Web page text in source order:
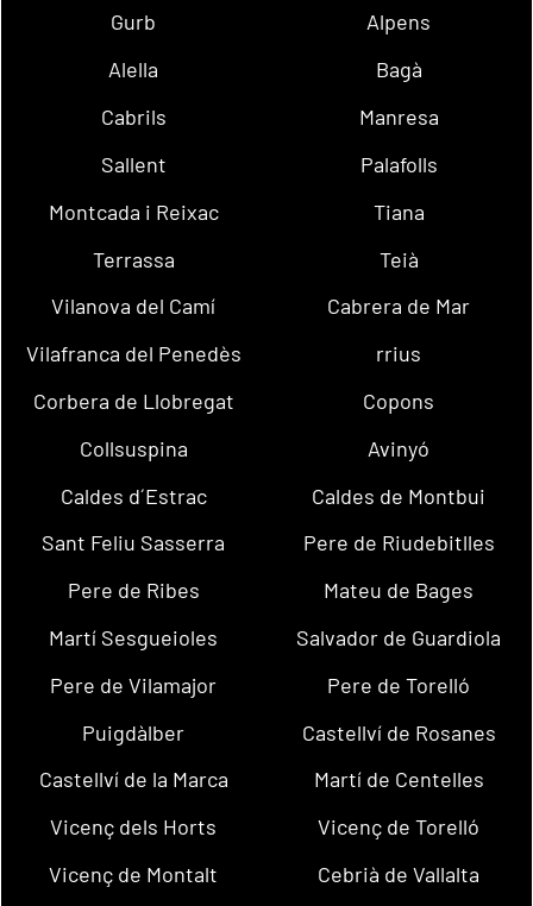
Gurb
Alpens
Alella
Bagà
Cabrils
Manresa
Sallent
Palafolls
Montcada i Reixac
Tiana
Terrassa
Teià
Vilanova del Camí
Cabrera de Mar
Vilafranca del Penedès
rrius
Corbera de Llobregat
Copons
Collsuspina
Avinyó
Caldes d´Estrac
Caldes de Montbui
Sant Feliu Sasserra
Pere de Riudebitlles
Pere de Ribes
Mateu de Bages
Martí Sesgueioles
Salvador de Guardiola
Pere de Vilamajor
Pere de Torelló
Puigdàlber
Castellví de Rosanes
Castellví de la Marca
Martí de Centelles
Vicenç dels Horts
Vicenç de Torelló
Vicenç de Montalt
Cebrià de Vallalta